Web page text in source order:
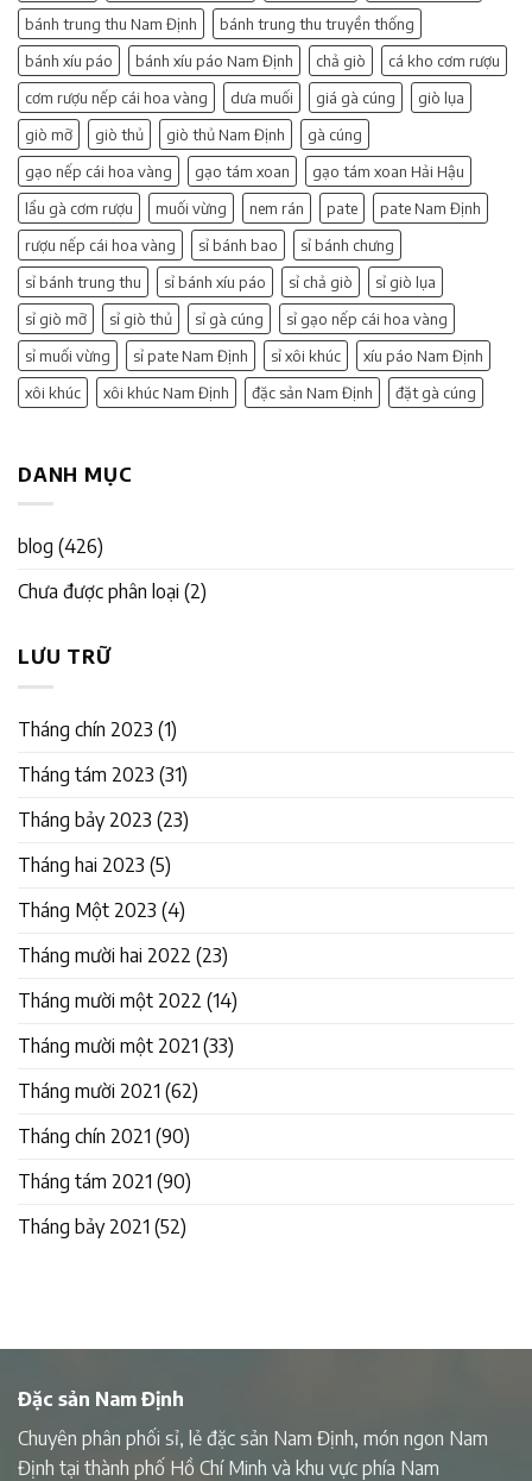
bánh trung thu Nam Định
bánh trung thu truyền thống
bánh xíu páo
bánh xíu páo Nam Định chả giò
cá kho cơm rượu
cơm rượu nếp cái hoa vàng
dưa muối giá gà cúng
giò lụa
giò mỡ
giò thủ giò thủ Nam Định
gà cúng
gạo nếp cái hoa vàng
gạo tám xoan
gạo tám xoan Hải Hậu
lẩu gà cơm rượu
muối vừng nem rán pate
pate Nam Định
rượu nếp cái hoa vàng
sỉ bánh bao
sỉ bánh chưng
sỉ bánh trung thu
sỉ bánh xíu páo sỉ chả giò
sỉ giò lụa
sỉ giò mỡ
sỉ giò thủ sỉ gà cúng
sỉ gạo nếp cái hoa vàng
sỉ muối vừng
sỉ pate Nam Định sỉ xôi khúc
xíu páo Nam Định
xôi khúc
xôi khúc Nam Định đặc sản Nam Định đặt gà cúng
DANH MỤC
blog (426)
Chưa được phân loại (2)
LƯU TRỮ
Tháng chín 2023 (1)
Tháng tám 2023 (31)
Tháng bảy 2023 (23)
Tháng hai 2023 (5)
Tháng Một 2023 (4)
Tháng mười hai 2022 (23)
Tháng mười một 2022 (14)
Tháng mười một 2021 (33)
Tháng mười 2021 (62)
Tháng chín 2021 (90)
Tháng tám 2021 (90)
Tháng bảy 2021 (52)
Đặc sản Nam Định
Chuyên phân phối sỉ, lẻ đặc sản Nam Định, món ngon Nam
Định tại thành phố Hồ Chí Minh và khu vực phía Nam